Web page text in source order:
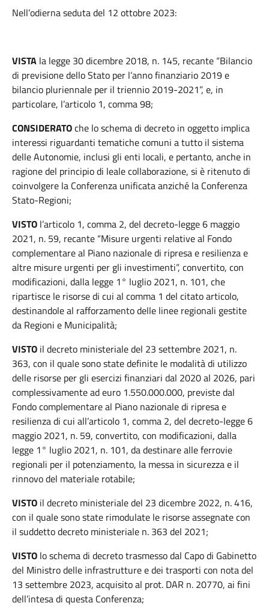
Nell’odierna seduta del 12 ottobre 2023:
VISTA la legge 30 dicembre 2018, n. 145, recante “Bilancio
di previsione dello Stato per l’anno finanziario 2019 e
bilancio pluriennale per il triennio 2019-2021”, e, in
particolare, l’articolo 1, comma 98;
CONSIDERATOche lo schema di decreto in oggetto implica
interessi riguardanti tematiche comuni a tutto il sistema
delle Autonomie, inclusi gli enti locali, e pertanto, anche in
ragione del principio di leale collaborazione, si è ritenuto di
coinvolgere la Conferenza unificata anziché la Conferenza
Stato-Regioni;
VISTO l’articolo 1, comma 2, del decreto-legge 6 maggio
2021, n. 59, recante “Misure urgenti relative al Fondo
complementare al Piano nazionale di ripresa e resilienza e
altre misure urgenti per gli investimenti”, convertito, con
modificazioni, dalla legge 1° luglio 2021, n. 101, che
ripartisce le risorse di cui al comma 1 del citato articolo,
destinandole al rafforzamento delle linee regionali gestite
da Regioni e Municipalità;
VISTO il decreto ministeriale del 23 settembre 2021, n.
363, con il quale sono state definite le modalità di utilizzo
delle risorse per gli esercizi finanziari dal 2020 al 2026, pari
complessivamente ad euro 1.550.000.000, previste dal
Fondo complementare al Piano nazionale di ripresa e
resilienza di cui all’articolo 1, comma 2, del decreto-legge 6
maggio 2021, n. 59, convertito, con modificazioni, dalla
legge 1° luglio 2021, n. 101, da destinare alle ferrovie
regionali per il potenziamento, la messa in sicurezza e il
rinnovo del materiale rotabile;
VISTO il decreto ministeriale del 23 dicembre 2022, n. 416,
con il quale sono state rimodulate le risorse assegnate con
il suddetto decreto ministeriale n. 363 del 2021;
VISTO lo schema di decreto trasmesso dal Capo di Gabinetto
del Ministro delle infrastrutture e dei trasporti con nota del
13 settembre 2023, acquisito al prot. DAR n. 20770, ai fini
dell’intesa di questa Conferenza;